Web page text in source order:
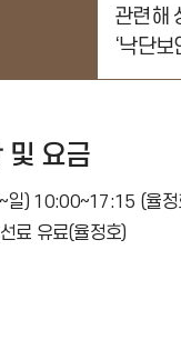
관련해
‘낙단
및 요금
일) 10:00~17:15 (율정
료 유료(율정호)